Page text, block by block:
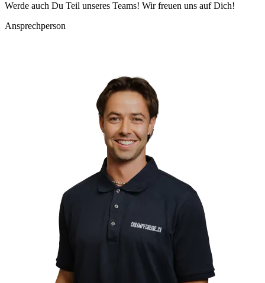
Werde auch Du Teil unseres Teams! Wir freuen uns auf Dich!
Ansprechperson